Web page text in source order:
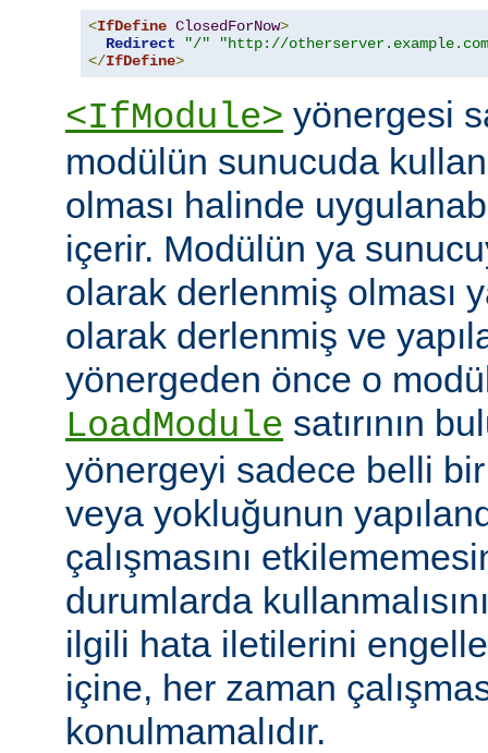
<IfDefine ClosedForNow>
Redirect
"/"
"http://
</IfDefine>
<IfModule> yönergesi
modülün sunucuda
olması halinde
içerir. Modülün ya
olarak derlenmiş olması
olarak derlenmiş ve
yönergeden önce o
LoadModule satırının
yönergeyi sadece belli bir
veya yokluğunun
çalışmasını
durumlarda
ilgili hata iletilerini
içine, her zaman
konulmamalıdır.